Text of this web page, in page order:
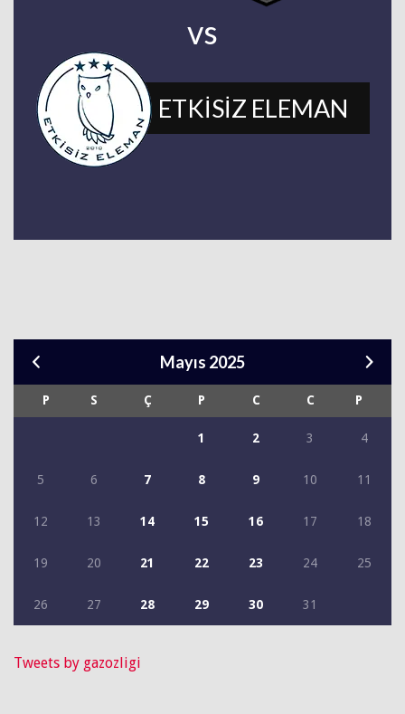
vs
ETKİSİZ ELEMAN
Mayıs 2025
P S Ç P C C P
1 2 3 4
5 6 7 8 9 10 11
12 13 14 15 16 17 18
19 20 21 22 23 24 25
26 27 28 29 30 31
Tweets by gazozligi